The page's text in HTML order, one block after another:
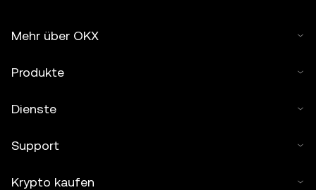
Mehr über OKX
Produkte
Dienste
Support
Krypto kaufen